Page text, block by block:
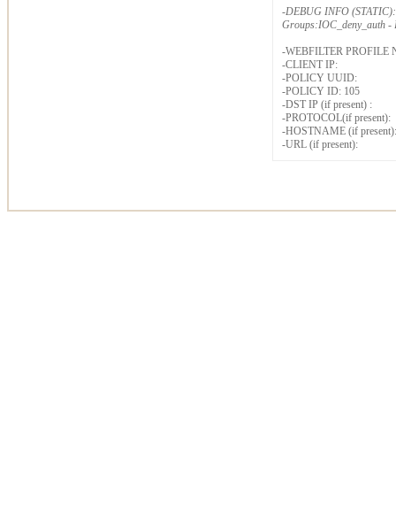
-DEBUG INFO (STATIC):
Groups:IOC_deny_auth -
-WEBFILTER PROFILE
-CLIENT IP:
-POLICY UUID:
-POLICY ID: 105
-DST IP (if present) :
-PROTOCOL(if present):
-HOSTNAME (if present):
-URL (if present):